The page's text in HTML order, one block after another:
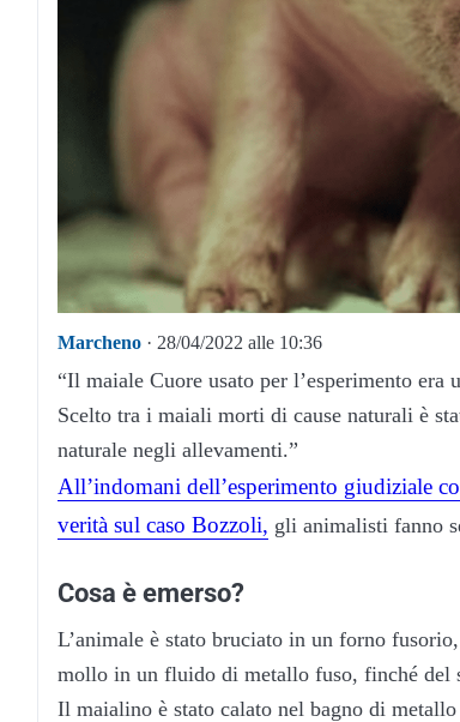
Marcheno · 28/04/2022 alle 10:36
“Il maiale Cuore usato per l’esperimento era
Scelto tra i maiali morti di cause naturali è
naturale negli allevamenti.”
All’indomani dell’esperimento giudiziale
verità sul caso Bozzoli, gli animalisti fanno
Cosa è emerso?
L’animale è stato bruciato in un forno
mollo in un fluido di metallo fuso, finché del
Il maialino è stato calato nel bagno di